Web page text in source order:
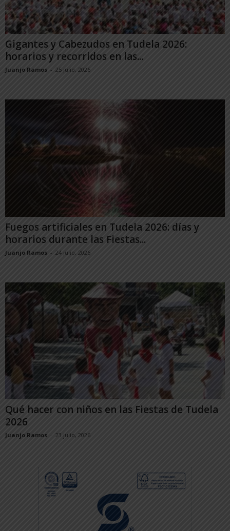
Gigantes y Cabezudos en Tudela 2026:
horarios y recorridos en las...
Juanjo Ramos - 25 julio, 2026
Fuegos artificiales en Tudela 2026: días y
horarios durante las Fiestas...
Juanjo Ramos - 24 julio, 2026
Qué hacer con niños en las Fiestas de Tudela
2026
Juanjo Ramos - 23 julio, 2026